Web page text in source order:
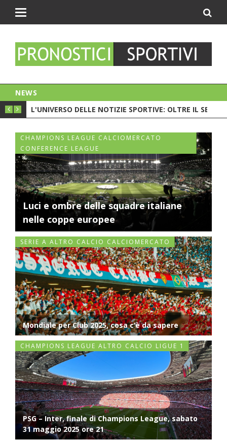
Toggle
NEWS
C'È LA CRISI?
L'UNIVERSO DELLE NOTIZIE SPORTIVE: OLTRE IL
CHAMPIONS LEAGUE CALCIOMERCATO
CONFERENCE LEAGUE
Luci e ombre delle squadre italiane
nelle coppe europee
SERIE A ALTRO CALCIO CALCIOMERCATO
Mondiale per Club 2025, cosa c’è da sapere
CHAMPIONS LEAGUE ALTRO CALCIO LIGUE 1
PSG – Inter, finale di Champions League, sabato
31 maggio 2025 ore 21